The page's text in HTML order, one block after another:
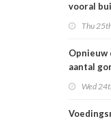
vooral
Thu
Opnieuw
aantal
Wed